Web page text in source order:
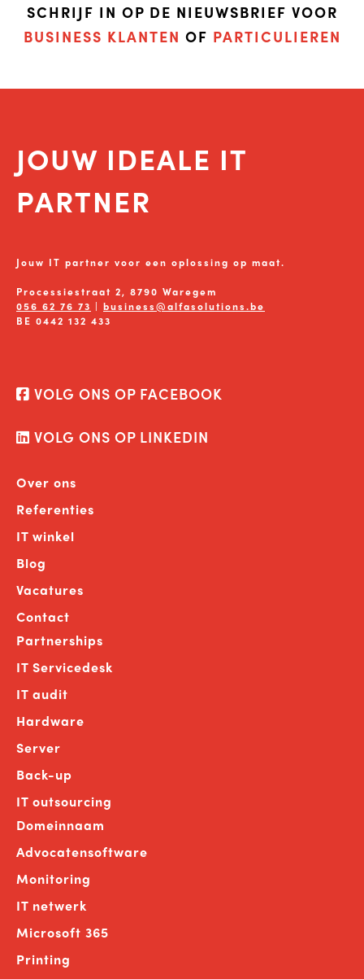
SCHRIJF IN OP DE NIEUWSBRIEF VOOR
BUSINESS KLANTEN OF PARTICULIEREN
JOUW IDEALE IT
PARTNER
Jouw IT partner voor een oplossing op maat.
Processiestraat 2, 8790 Waregem
056 62 76 73 | business@alfasolutions.be
BE 0442 132 433
VOLG ONS OP FACEBOOK
VOLG ONS OP LINKEDIN
Over ons
Referenties
IT winkel
Blog
Vacatures
Contact
Partnerships
IT Servicedesk
IT audit
Hardware
Server
Back-up
IT outsourcing
Domeinnaam
Advocatensoftware
Monitoring
IT netwerk
Microsoft 365
Printing